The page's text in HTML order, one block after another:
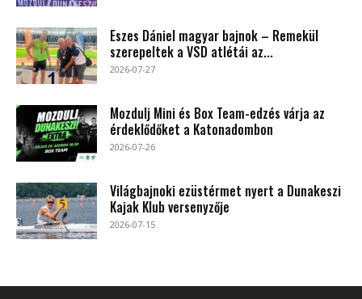
Eszes Dániel magyar bajnok – Remekül
szerepeltek a VSD atlétái az...
2026-07-27
Mozdulj Mini és Box Team-edzés várja az
érdeklődőket a Katonadombon
2026-07-26
Világbajnoki ezüstérmet nyert a Dunakeszi
Kajak Klub versenyzője
2026-07-15